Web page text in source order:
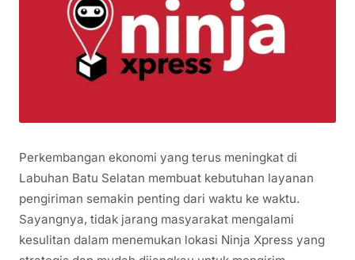
Perkembangan ekonomi yang terus meningkat di
Labuhan Batu Selatan membuat kebutuhan layanan
pengiriman semakin penting dari waktu ke waktu.
Sayangnya, tidak jarang masyarakat mengalami
kesulitan dalam menemukan lokasi Ninja Xpress yang